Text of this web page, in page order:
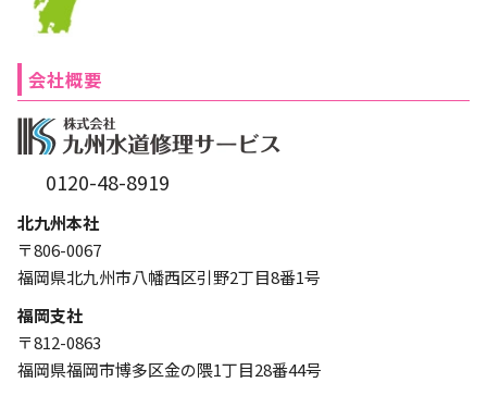
会社概要
0120-48-8919
北九州本社
〒806-0067
福岡県北九州市八幡西区引野2丁目8番1号
福岡支社
〒812-0863
福岡県福岡市博多区金の隈1丁目28番44号